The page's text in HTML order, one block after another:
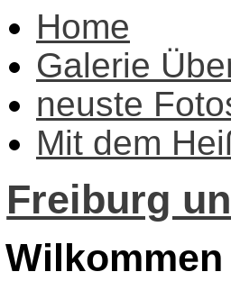
Home
Galerie
neuste
Mit dem
Freiburg